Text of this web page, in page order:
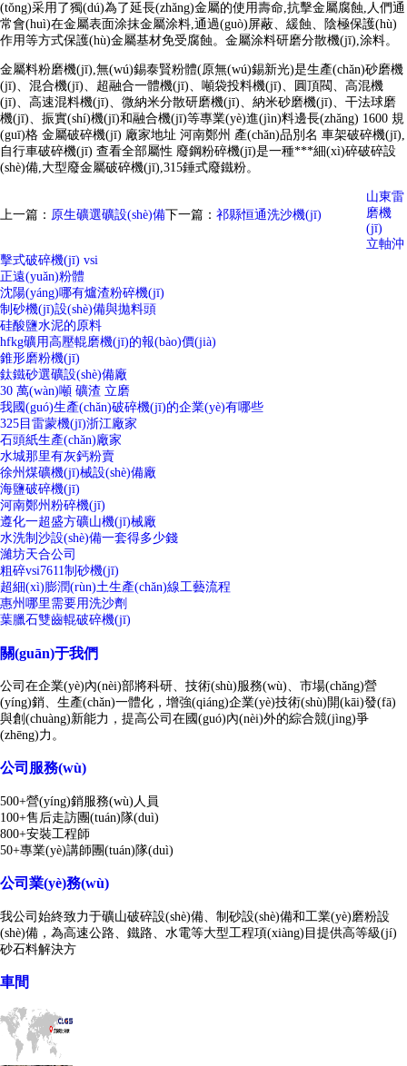
(tǒng)采用了獨(dú)為了延長(zhǎng)金屬的使用壽命,抗擊金屬腐蝕,人們通
常會(huì)在金屬表面涂抹金屬涂料,通過(guò)屏蔽、緩蝕、陰極保護(hù)
作用等方式保護(hù)金屬基材免受腐蝕。金屬涂料研磨分散機(jī),涂料。
金屬料粉磨機(jī),無(wú)錫泰賢粉體(原無(wú)錫新光)是生產(chǎn)砂磨機
(jī)、混合機(jī)、超融合一體機(jī)、噸袋投料機(jī)、圓頂閥、高混機
(jī)、高速混料機(jī)、微納米分散研磨機(jī)、納米砂磨機(jī)、干法球磨
機(jī)、振實(shí)機(jī)和融合機(jī)等專業(yè)進(jìn)料邊長(zhǎng) 1600 規
(guī)格 金屬破碎機(jī) 廠家地址 河南鄭州 產(chǎn)品別名 車架破碎機(jī),
自行車破碎機(jī) 查看全部屬性 廢鋼粉碎機(jī)是一種***細(xì)碎破碎設
(shè)備,大型廢金屬破碎機(jī),315錘式廢鐵粉。
上一篇： 原生礦選礦設(shè)備下一篇： 祁縣恒通洗沙機(jī)
山東雷
磨機
(jī)
立軸沖
擊式破碎機(jī) vsi
正遠(yuǎn)粉體
沈陽(yáng)哪有爐渣粉碎機(jī)
制砂機(jī)設(shè)備與拋料頭
硅酸鹽水泥的原料
hfkg礦用高壓輥磨機(jī)的報(bào)價(jià)
錐形磨粉機(jī)
鈦鐵砂選礦設(shè)備廠
30 萬(wàn)噸 礦渣 立磨
我國(guó)生產(chǎn)破碎機(jī)的企業(yè)有哪些
325目雷蒙機(jī)浙江廠家
石頭紙生產(chǎn)廠家
水城那里有灰鈣粉賣
徐州煤礦機(jī)械設(shè)備廠
海鹽破碎機(jī)
河南鄭州粉碎機(jī)
遵化一超盛方礦山機(jī)械廠
水洗制沙設(shè)備一套得多少錢
濰坊天合公司
粗碎vsi7611制砂機(jī)
超細(xì)膨潤(rùn)土生產(chǎn)線工藝流程
惠州哪里需要用洗沙劑
葉臘石雙齒輥破碎機(jī)
關(guān)于我們
公司在企業(yè)內(nèi)部將科研、技術(shù)服務(wù)、市場(chǎng)營
(yíng)銷、生產(chǎn)一體化，增強(qiáng)企業(yè)技術(shù)開(kāi)發(fā)
與創(chuàng)新能力，提高公司在國(guó)內(nèi)外的綜合競(jìng)爭
(zhēng)力。
公司服務(wù)
500+營(yíng)銷服務(wù)人員
100+售后走訪團(tuán)隊(duì)
800+安裝工程師
50+專業(yè)講師團(tuán)隊(duì)
公司業(yè)務(wù)
我公司始終致力于礦山破碎設(shè)備、制砂設(shè)備和工業(yè)磨粉設
(shè)備，為高速公路、鐵路、水電等大型工程項(xiàng)目提供高等級(jí)
砂石料解決方
車間